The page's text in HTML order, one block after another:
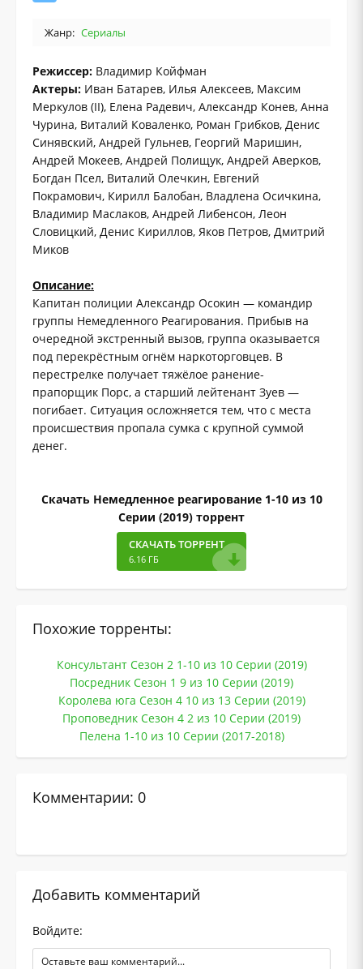
Жанр: Сериалы
Режиссер: Владимир Койфман
Актеры: Иван Батарев, Илья Алексеев, Максим
Меркулов (II), Елена Радевич, Александр Конев, Анна
Чурина, Виталий Коваленко, Роман Грибков, Денис
Синявский, Андрей Гульнев, Георгий Маришин,
Андрей Мокеев, Андрей Полищук, Андрей Аверков,
Богдан Псел, Виталий Олечкин, Евгений
Покрамович, Кирилл Балобан, Владлена Осичкина,
Владимир Маслаков, Андрей Либенсон, Леон
Словицкий, Денис Кириллов, Яков Петров, Дмитрий
Миков
Описание:
Капитан полиции Александр Осокин — командир
группы Немедленного Реагирования. Прибыв на
очередной экстренный вызов, группа оказывается
под перекрёстным огнём наркоторговцев. В
перестрелке получает тяжёлое ранение-
прапорщик Порс, а старший лейтенант Зуев —
погибает. Ситуация осложняется тем, что с места
происшествия пропала сумка с крупной суммой
денег.
Скачать Немедленное реагирование 1-10 из 10
Серии (2019) торрент
СКАЧАТЬ ТОРРЕНТ
6.16 ГБ
Похожие торренты:
Консультант Сезон 2 1-10 из 10 Серии (2019)
Посредник Сезон 1 9 из 10 Серии (2019)
Королева юга Сезон 4 10 из 13 Серии (2019)
Проповедник Сезон 4 2 из 10 Серии (2019)
Пелена 1-10 из 10 Серии (2017-2018)
Комментарии: 0
Добавить комментарий
Войдите: